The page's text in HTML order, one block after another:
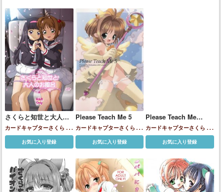
さくらと知世と大人の
お風呂
カードキャプターさくら
大
道寺知世木之本桜
お気に入り登録
Please Teach Me 5
カードキャプターさくら 大
道寺知世木之本桜
お気に入り登録
Please Teach Me
Platinum
カードキャプターさくら
三
原千春大道寺知世木之本桜
柳沢奈緒子お気に入り登録